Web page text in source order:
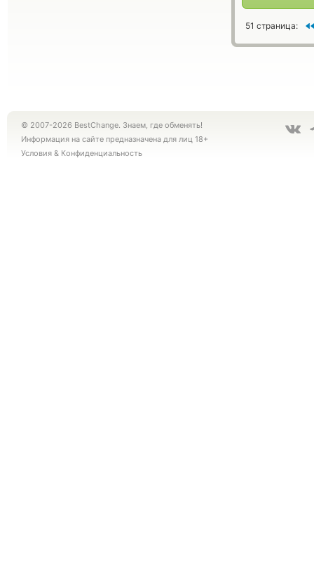
51 страница:
© 2007-2026 BestChange. Знаем, где обменять!
Информация на сайте предназначена для лиц 18+
Условия & Конфиденциальность